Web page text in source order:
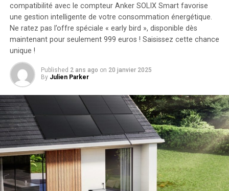
La dernière fois que le Royaume-Uni a connu des
émeutes généralisées remonte à 2011, lorsque la
fusillade mortelle d’un homme noir par la police a
déclenché plusieurs jours de violence urbaine.
Des mesures judiciaires rapides et strictes avaient alors
été perçues comme un facteur ayant contribué à apaiser
les troubles, avec environ 4 000 arrestations effectuées
au cours de plusieurs semaines.
RELATED TOPICS: ARRESTATIONS ÉMEUTES
POLICE
ROYAUME-UNI
SÉCURITÉ
UP NEXT
Dix prisonniers hospitalisés d’urgence après des
overdoses suspectées à la prison de Portlaoise !
compatibilité avec le compteur Anker SOLIX Smart favorise
une gestion intelligente de votre consommation énergétique.
Ne ratez pas l’offre spéciale « early bird », disponible dès
maintenant pour seulement 999 euros ! Saisissez cette chance
unique !
Published 2 ans ago on 20 janvier 2025
By Julien Parker